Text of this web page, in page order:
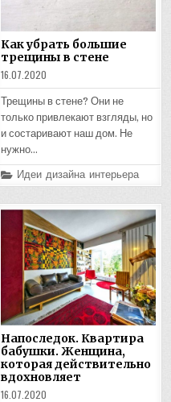
Как убрать большие
трещины в стене
16.07.2020
Трещины в стене? Они не
только привлекают взгляды, но
и состаривают наш дом. Не
нужно…
Posted
in
Идеи дизайна интерьера
Напоследок. Квартира
бабушки. Женщина,
которая действительно
вдохновляет
16.07.2020